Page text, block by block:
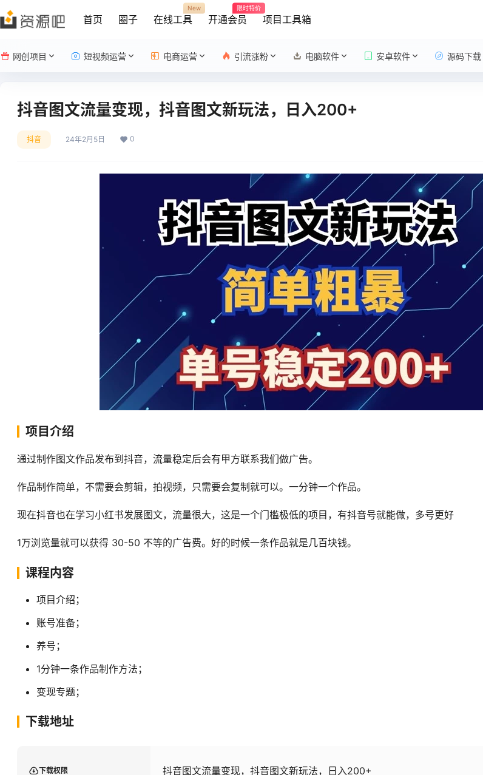
首页 圈子 在线工具
New
开通会员
限时特价
项目工具箱
网创项目 短视频运营 电商运营 引流涨粉 电脑软件 安卓软件 源码下载
抖音图文流量变现，抖音图文新玩法，日入200+
抖音 24年2月5日 0
项目介绍
通过制作图文作品发布到抖音，流量稳定后会有甲方联系我们做广告。
作品制作简单，不需要会剪辑，拍视频，只需要会复制就可以。一分钟一个作品。
现在抖音也在学习小红书发展图文，流量很大，这是一个门槛极低的项目，有抖音号就能做，多号更好
1万浏览量就可以获得 30-50 不等的广告费。好的时候一条作品就是几百块钱。
课程内容
项目介绍；
账号准备；
养号；
1分钟一条作品制作方法；
变现专题；
下载地址
下载权限 抖音图文流量变现，抖音图文新玩法，日入200+